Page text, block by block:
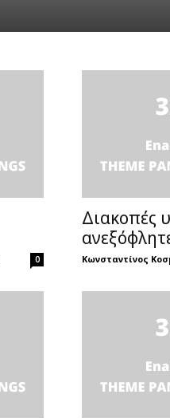
0
Διακοπές
Κωνσταντίνος